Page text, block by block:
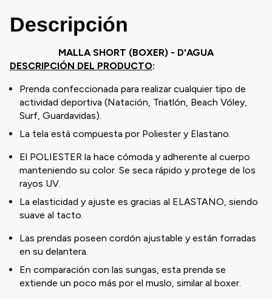
Descripción
MALLA SHORT (BOXER) - D'AGUA
DESCRIPCIÓN DEL PRODUCTO:
Prenda confeccionada para realizar cualquier tipo de
actividad deportiva (Natación, Triatlón, Beach Vóley,
Surf, Guardavidas).
La tela está compuesta por Poliester y Elastano.
El POLIESTER la hace cómoda y adherente al cuerpo
manteniendo su color. Se seca rápido y protege de los
rayos UV.
La elasticidad y ajuste es gracias al ELASTANO, siendo
suave al tacto.
Las prendas poseen cordón ajustable y están forradas
en su delantera.
En comparación con las sungas, esta prenda se
extiende un poco más por el muslo, similar al boxer.